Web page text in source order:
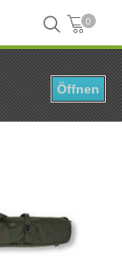
0
Rutenfetteral Daiwa IFS 12FT 3 Rod Holdall IS3RH12
Öffnen